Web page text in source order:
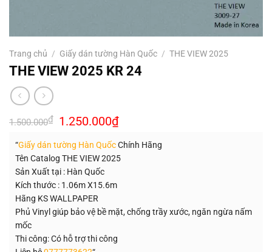
Trang chủ / Giấy dán tường Hàn Quốc / THE VIEW 2025
THE VIEW 2025 KR 24
1.500.000₫ Giá
gốc
1.500.000₫.
1.250.000₫Giá
hiện
là:
1.250.000₫.
“Giấy dán tường Hàn QuốcChính Hãng
Tên Catalog THE VIEW 2025
Sản Xuất tại : Hàn Quốc
Kích thước : 1.06m X15.6m
Hãng KS WALLPAPER
Phủ Vinyl giúp bảo vệ bề mặt, chống trầy xước, ngăn ngừa nấm
mốc
Thi công: Có hỗ trợ thi công